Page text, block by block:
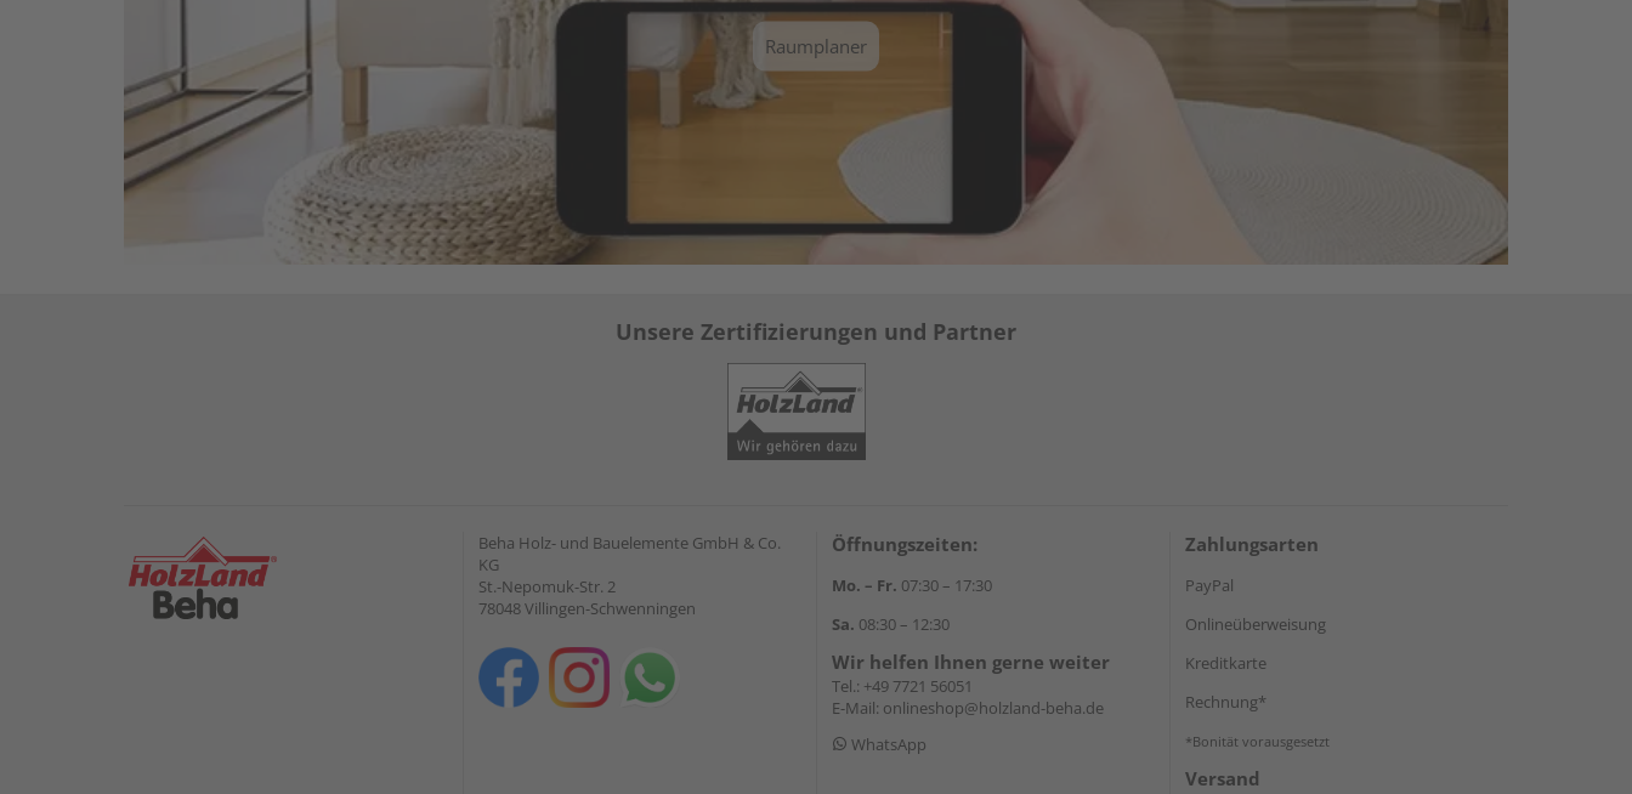
Raumplaner
Unsere Zertifizierungen und Partner
Beha Holz- und Bauelemente GmbH & Co.
KG
St.-Nepomuk-Str. 2
78048 Villingen-Schwenningen
Öffnungszeiten:
Mo. – Fr. 07:30 – 17:30
Sa. 08:30 – 12:30
Wir helfen Ihnen gerne weiter
Tel.: +49 7721 56051
E-Mail: onlineshop@holzland-beha.de
WhatsApp
Zahlungsarten
PayPal
Onlineüberweisung
Kreditkarte
Rechnung*
*Bonität vorausgesetzt
Versand